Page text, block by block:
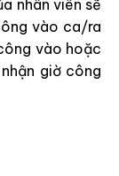
nhân viên sẽ
vào ca/ra
vào hoặc
giờ công